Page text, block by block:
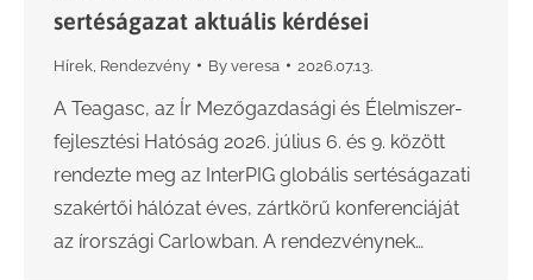
sertéságazat aktuális kérdései
Hírek Rendezvény By veresa 2026.07.13.
A Teagasc, az Ír Mezőgazdasági és Élelmiszer-
fejlesztési Hatóság 2026. július 6. és 9. között
rendezte meg az InterPIG globális sertéságazati
szakértői hálózat éves, zártkörű konferenciáját
az írországi Carlowban. A rendezvénynek…